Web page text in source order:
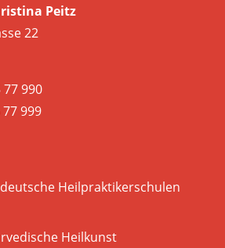
Peitz
22
77 990
77 999
Heilpraktikerschulen
Heilkunst